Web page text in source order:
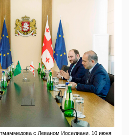
с Леваном Иоселиани. 10 июня